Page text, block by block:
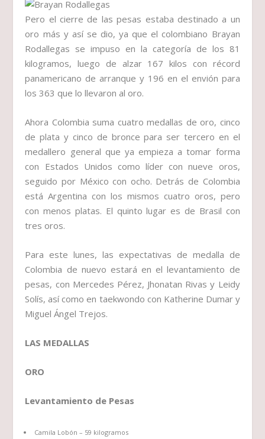
Pero el cierre de las pesas estaba destinado a un
oro más y así se dio, ya que el colombiano Brayan
Rodallegas se impuso en la categoría de los 81
kilogramos, luego de alzar 167 kilos con récord
panamericano de arranque y 196 en el envión para
los 363 que lo llevaron al oro.
Ahora Colombia suma cuatro medallas de oro, cinco
de plata y cinco de bronce para ser tercero en el
medallero general que ya empieza a tomar forma
con Estados Unidos como líder con nueve oros,
seguido por México con ocho. Detrás de Colombia
está Argentina con los mismos cuatro oros, pero
con menos platas. El quinto lugar es de Brasil con
tres oros.
Para este lunes, las expectativas de medalla de
Colombia de nuevo estará en el levantamiento de
pesas, con Mercedes Pérez, Jhonatan Rivas y Leidy
Solís, así como en taekwondo con Katherine Dumar y
Miguel Ángel Trejos.
LAS MEDALLAS
ORO
Levantamiento de Pesas
Camila Lobón – 59 kilogramos